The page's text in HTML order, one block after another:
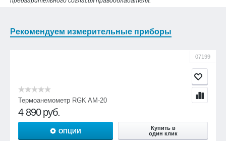
Рекомендуем измерительные приборы
07199
Термоанемометр RGK AM-20
4 890 руб.
ОПЦИИ
Купить в
один клик